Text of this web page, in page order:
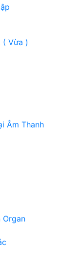
( Vừa )
Âm Thanh
Organ